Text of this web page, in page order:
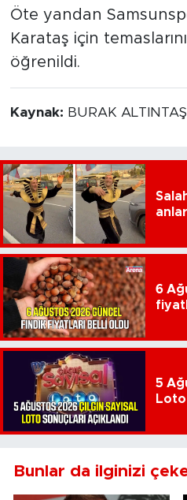
Öte yandan
Karataş için
öğrenildi.
Kaynak: BURAK ALTINTAŞ
6
5
Bunlar da ilginizi